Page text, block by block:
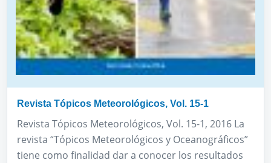
Revista Tópicos Meteorológicos, Vol. 15-1
Revista Tópicos Meteorológicos, Vol. 15-1, 2016 La
revista “Tópicos Meteorológicos y Oceanográficos”
tiene como finalidad dar a conocer los resultados